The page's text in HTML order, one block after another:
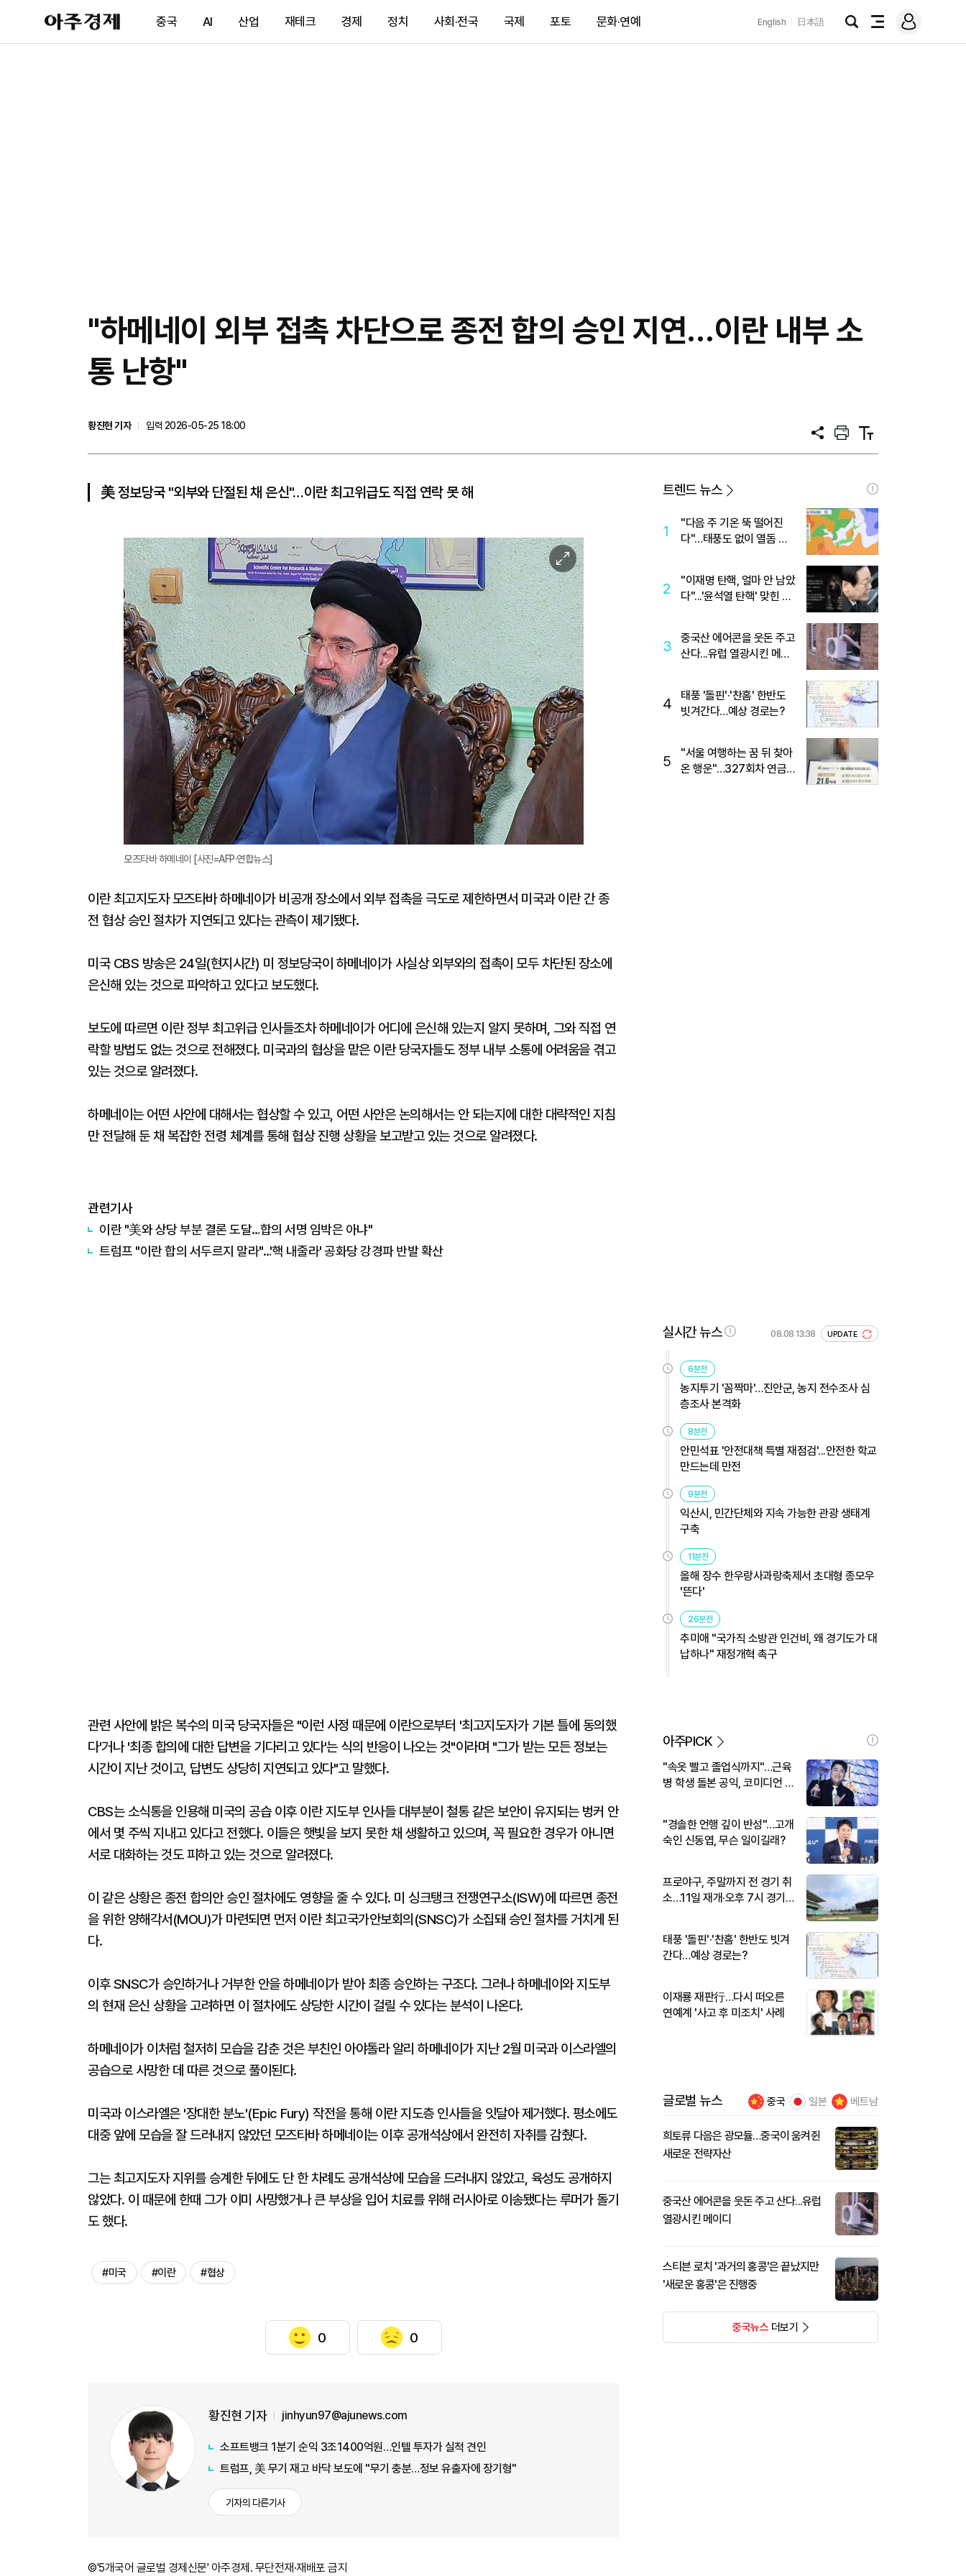
아
주
제
중국 AI 산업 재테크 경제 정치 사회·전국 국제 포토 문화·연예 English 日本語
검
전
메
그
"하메네이 외부 접촉 차단으로 종전 합의 승인 지연…이란 내부 소
통 난항"
황진현 기자
입력 2026-05-25 18:00
공
프
트
텍
트
美 정보당국 "외부와 단절된 채 은신"…이란 최고위급도 직접 연락 못 해
이
미
지
확
대
모즈타바 하메네이 [사진=AFP·연합뉴스]
이란 최고지도자 모즈타바 하메네이가 비공개 장소에서 외부 접촉을 극도로 제한하면서 미국과 이란 간 종
전 협상 승인 절차가 지연되고 있다는 관측이 제기됐다.
미국 CBS 방송은 24일(현지시간) 미 정보당국이 하메네이가 사실상 외부와의 접촉이 모두 차단된 장소에
은신해 있는 것으로 파악하고 있다고 보도했다.
보도에 따르면 이란 정부 최고위급 인사들조차 하메네이가 어디에 은신해 있는지 알지 못하며, 그와 직접 연
락할 방법도 없는 것으로 전해졌다. 미국과의 협상을 맡은 이란 당국자들도 정부 내부 소통에 어려움을 겪고
있는 것으로 알려졌다.
하메네이는 어떤 사안에 대해서는 협상할 수 있고, 어떤 사안은 논의해서는 안 되는지에 대한 대략적인 지침
만 전달해 둔 채 복잡한 전령 체계를 통해 협상 진행 상황을 보고받고 있는 것으로 알려졌다.
관련기사
이란 "美와 상당 부분 결론 도달…합의 서명 임박은 아냐"
트럼프 "이란 합의 서두르지 말라"…'핵 내줄라' 공화당 강경파 반발 확산
관련 사안에 밝은 복수의 미국 당국자들은 "이런 사정 때문에 이란으로부터 '최고지도자가 기본 틀에 동의했
다'거나 '최종 합의에 대한 답변을 기다리고 있다'는 식의 반응이 나오는 것"이라며 "그가 받는 모든 정보는
시간이 지난 것이고, 답변도 상당히 지연되고 있다"고 말했다.
CBS는 소식통을 인용해 미국의 공습 이후 이란 지도부 인사들 대부분이 철통 같은 보안이 유지되는 벙커 안
에서 몇 주씩 지내고 있다고 전했다. 이들은 햇빛을 보지 못한 채 생활하고 있으며, 꼭 필요한 경우가 아니면
서로 대화하는 것도 피하고 있는 것으로 알려졌다.
이 같은 상황은 종전 합의안 승인 절차에도 영향을 줄 수 있다. 미 싱크탱크 전쟁연구소(ISW)에 따르면 종전
을 위한 양해각서(MOU)가 마련되면 먼저 이란 최고국가안보회의(SNSC)가 소집돼 승인 절차를 거치게 된
다.
이후 SNSC가 승인하거나 거부한 안을 하메네이가 받아 최종 승인하는 구조다. 그러나 하메네이와 지도부
의 현재 은신 상황을 고려하면 이 절차에도 상당한 시간이 걸릴 수 있다는 분석이 나온다.
하메네이가 이처럼 철저히 모습을 감춘 것은 부친인 아야톨라 알리 하메네이가 지난 2월 미국과 이스라엘의
공습으로 사망한 데 따른 것으로 풀이된다.
미국과 이스라엘은 '장대한 분노'(Epic Fury) 작전을 통해 이란 지도층 인사들을 잇달아 제거했다. 평소에도
대중 앞에 모습을 잘 드러내지 않았던 모즈타바 하메네이는 이후 공개석상에서 완전히 자취를 감췄다.
그는 최고지도자 지위를 승계한 뒤에도 단 한 차례도 공개석상에 모습을 드러내지 않았고, 육성도 공개하지
않았다. 이 때문에 한때 그가 이미 사망했거나 큰 부상을 입어 치료를 위해 러시아로 이송됐다는 루머가 돌기
도 했다.
#미국 #이란 #협상
0 0
황진현 기자 jinhyun97@ajunews.com
소프트뱅크 1분기 순익 3조1400억원…인텔 투자가 실적 견인
트럼프, 美 무기 재고 바닥 보도에 "무기 충분…정보 유출자에 장기형"
기자의 다른기사
©'5개국어 글로벌 경제신문' 아주경제. 무단전재·재배포 금지
트렌드 뉴스
1
"다음 주 기온 뚝 떨어진
다"…태풍도 없이 열돔 박
2
"이재명 탄핵, 얼마 안 남았
다"...'윤석열 탄핵' 맞힌 무
3
중국산 에어콘을 웃돈 주고
산다...유럽 열광시킨 메이
4
태풍 '돌핀'·'찬홈' 한반도
빗겨간다…예상 경로는?
5
"서울 여행하는 꿈 뒤 찾아
온 행운"…327회차 연금
실시간 뉴스 08.08 13:38 UPDATE
6분전
농지투기 '꼼짝마'…진안군, 농지 전수조사 심
층조사 본격화
8분전
안민석표 '안전대책 특별 재점검'...안전한 학교
만드는데 만전
9분전
익산시, 민간단체와 지속 가능한 관광 생태계
구축
11분전
올해 장수 한우랑사과랑축제서 초대형 종모우
'뜬다'
26분전
추미애 "국가직 소방관 인건비, 왜 경기도가 대
납하나" 재정개혁 촉구
아주PICK
"속옷 빨고 졸업식까지"…근육
병 학생 돌본 공익, 코미디언 김
"경솔한 언행 깊이 반성"…고개
숙인 신동엽, 무슨 일이길래?
프로야구, 주말까지 전 경기 취
소…11일 재개·오후 7시 경기
태풍 '돌핀'·'찬홈' 한반도 빗겨
간다…예상 경로는?
이재룡 재판行…다시 떠오른
연예계 '사고 후 미조치' 사례
글로벌 뉴스 중국 일본 베트남
희토류 다음은 광모듈…중국이 움켜쥔
새로운 전략자산
중국산 에어콘을 웃돈 주고 산다...유럽
열광시킨 메이디
스티븐 로치 '과거의 홍콩'은 끝났지만
'새로운 홍콩'은 진행중
중국뉴스더보기